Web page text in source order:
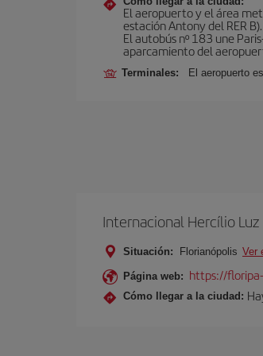
El aeropuerto y el área
estación Antony del RER
El autobús nº 183 une
aparcamiento del
Terminales: El aeropuerto
Internacional Hercílio Luz
Situación: Florianópolis Ver
Página web: https://
Cómo llegar a la ciudad: